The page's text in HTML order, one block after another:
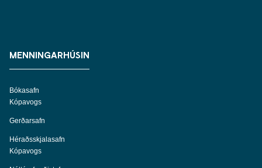
MENNINGARHÚSIN
Bókasafn
Kópavogs
Gerðarsafn
Héraðsskjalasafn
Kópavogs